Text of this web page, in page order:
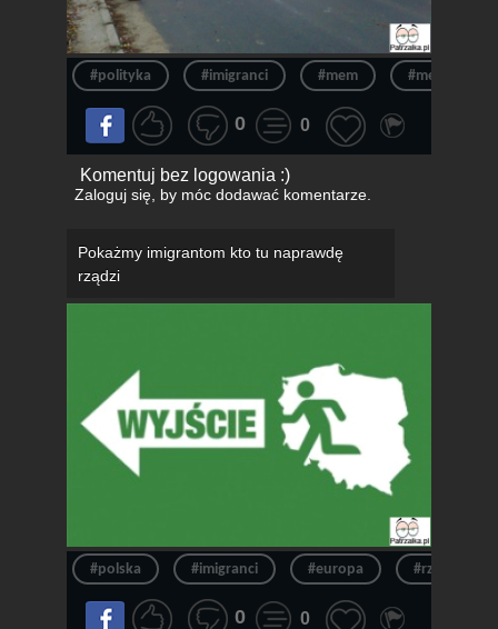
#polityka #imigranci #mem #merkel
0 0
Komentuj bez logowania :)
Zaloguj się, by móc dodawać komentarze.
Pokażmy imigrantom kto tu naprawdę
rządzi
#polska #imigranci #europa #rzadzic
0 0